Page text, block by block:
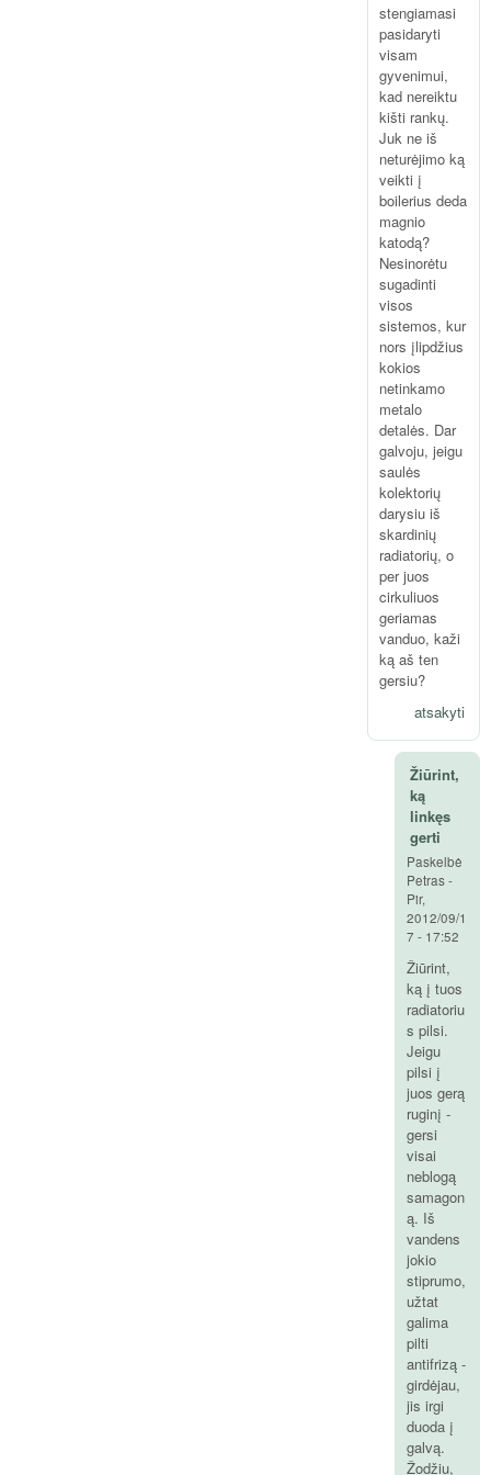
stengiamasi
pasidaryti
visam
gyvenimui,
kad nereiktu
kišti rankų.
Juk ne iš
neturėjimo ką
veikti į
boilerius deda
magnio
katodą?
Nesinorėtu
sugadinti
visos
sistemos, kur
nors įlipdžius
kokios
netinkamo
metalo
detalės. Dar
galvoju, jeigu
saulės
kolektorių
darysiu iš
skardinių
radiatorių, o
per juos
cirkuliuos
geriamas
vanduo, kaži
ką aš ten
gersiu?
atsakyti
Žiūrint,
ką
linkęs
gerti
Paskelbė
Petras-
Pir,
2012/09/1
7 - 17:52
Žiūrint,
ką į tuos
radiatoriu
s pilsi.
Jeigu
pilsi į
juos gerą
ruginį -
gersi
visai
neblogą
samagon
ą. Iš
vandens
jokio
stiprumo,
užtat
galima
pilti
antifrizą -
girdėjau,
jis irgi
duoda į
galvą.
Žodžiu,